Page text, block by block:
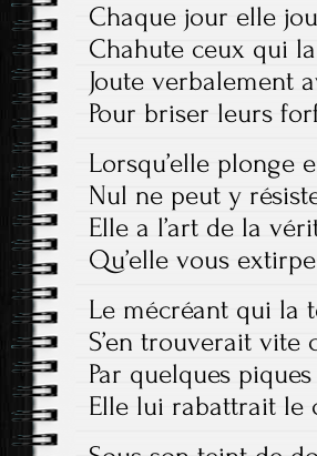
Chaque jour elle
Chahute ceux qui
Joute verbalement
Pour briser leurs
Lorsqu’elle plonge
Nul ne peut y
Elle a l’art de la
Qu’elle vous
Le mécréant qui la
S’en trouverait vite
Par quelques
Elle lui rabattrait le